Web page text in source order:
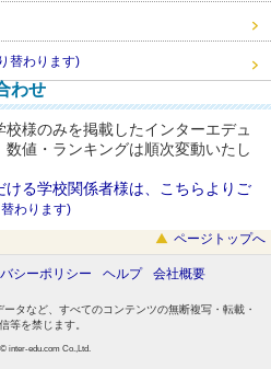
替わります)
わせ
様のみを掲載したインターエデュ
値・ランキングは順次変動いたし
る学校関係者様は、こちらよりご
わります)
ページトップへ
シーポリシー ヘルプ 会社概要
タなど、すべてのコンテンツの無断複写・転載・
等を禁じます。
inter-edu.com Co.,Ltd.